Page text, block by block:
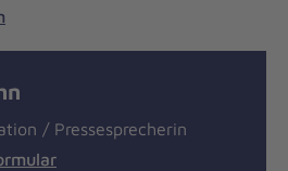
/ Pressesprecherin